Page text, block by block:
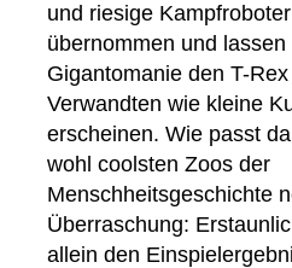
und riesige
übernommen und
Gigantomanie den T-
Verwandten wie kleine
erscheinen. Wie passt
wohl coolsten Zoos der
Menschheitsgeschichte
Überraschung:
allein den